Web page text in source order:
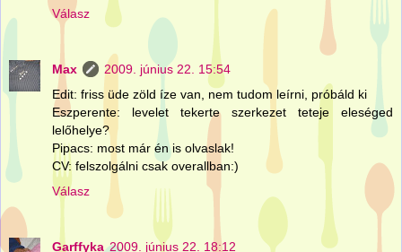
Válasz
Max
2009. június 22. 15:54
Edit: friss üde zöld íze van, nem tudom leírni, próbáld ki
Eszperente: levelet tekerte szerkezet teteje eleséged
lelőhelye?
Pipacs: most már én is olvaslak!
CV: felszolgálni csak overallban:)
Válasz
Garffyka 2009. június 22. 18:12